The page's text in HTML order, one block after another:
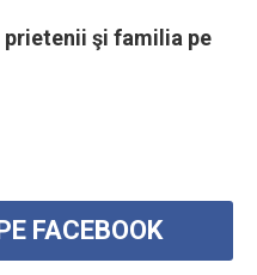
şi familia pe
FACEBOOK